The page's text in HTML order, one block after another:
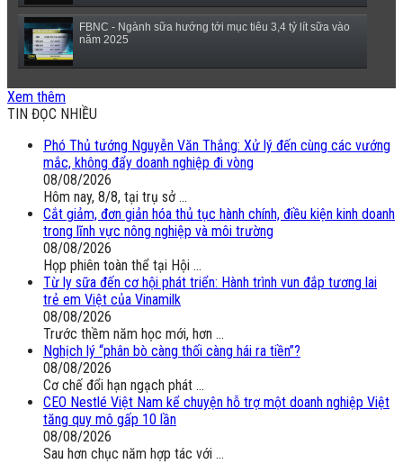
FBNC - Ngành sữa hướng tới mục tiêu 3,4 tỷ lít sữa vào
năm 2025
(VTC14) - Sữa ngoại, động vật sống sẽ được miễn thuế
Xem thêm
TIN ĐỌC NHIỀU
Phó Thủ tướng Nguyễn Văn Thắng: Xử lý đến cùng các vướng
mắc, không đẩy doanh nghiệp đi vòng
08/08/2026
Hôm nay, 8/8, tại trụ sở ...
Cắt giảm, đơn giản hóa thủ tục hành chính, điều kiện kinh doanh
trong lĩnh vực nông nghiệp và môi trường
08/08/2026
Họp phiên toàn thể tại Hội ...
Từ ly sữa đến cơ hội phát triển: Hành trình vun đắp tương lai
trẻ em Việt của Vinamilk
08/08/2026
Trước thềm năm học mới, hơn ...
Nghịch lý “phân bò càng thối càng hái ra tiền”?
08/08/2026
Cơ chế đổi hạn ngạch phát ...
CEO Nestlé Việt Nam kể chuyện hỗ trợ một doanh nghiệp Việt
tăng quy mô gấp 10 lần
08/08/2026
Sau hơn chục năm hợp tác với ...